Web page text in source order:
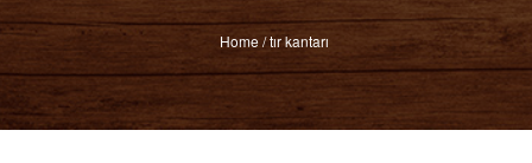
Home /tır kantarı